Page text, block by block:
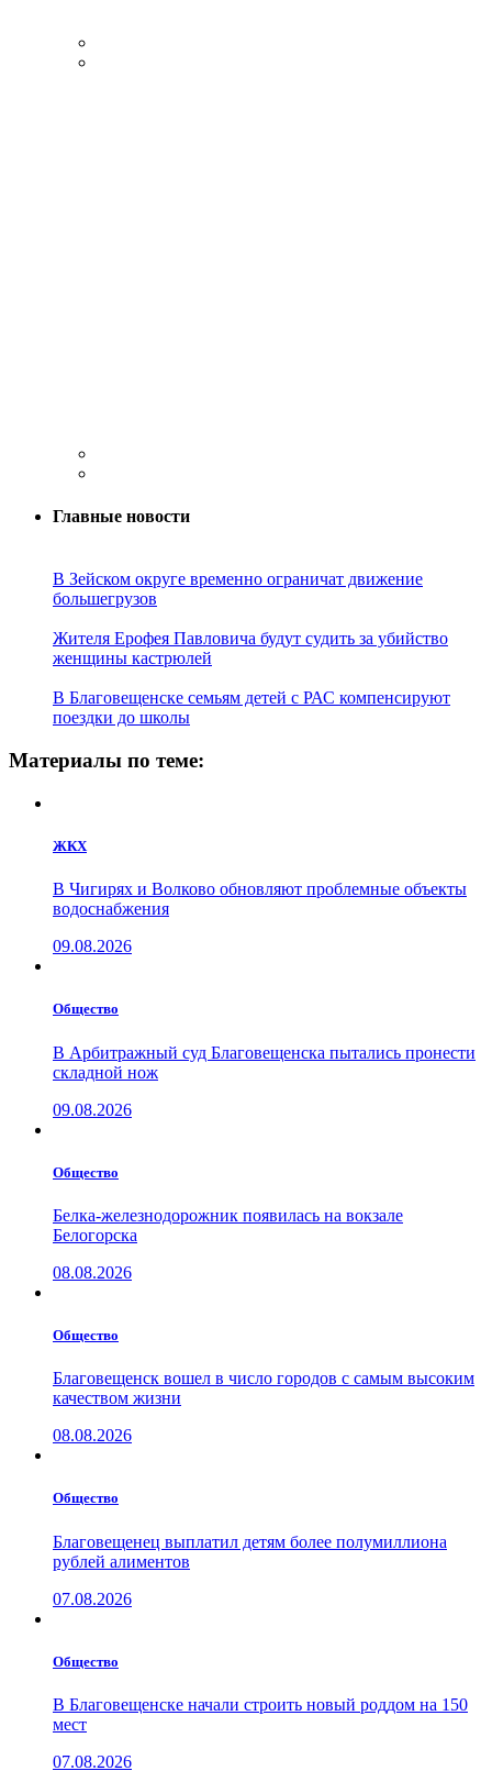
Главные новости
В Зейском округе временно ограничат движение
большегрузов
Жителя Ерофея Павловича будут судить за убийство
женщины кастрюлей
В Благовещенске семьям детей с РАС компенсируют
поездки до школы
Материалы по теме:
ЖКХ
В Чигирях и Волково обновляют проблемные объекты
водоснабжения
09.08.2026
Общество
В Арбитражный суд Благовещенска пытались пронести
складной нож
09.08.2026
Общество
Белка-железнодорожник появилась на вокзале
Белогорска
08.08.2026
Общество
Благовещенск вошел в число городов с самым высоким
качеством жизни
08.08.2026
Общество
Благовещенец выплатил детям более полумиллиона
рублей алиментов
07.08.2026
Общество
В Благовещенске начали строить новый роддом на 150
мест
07.08.2026